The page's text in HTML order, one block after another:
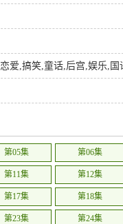
恋爱,搞笑,童话,后宫,娱乐, 国
第05集 第06集
第11集 第12集
第17集 第18集
第23集 第24集